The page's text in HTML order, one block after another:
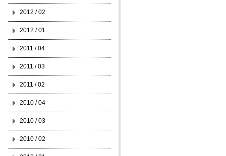
2012 / 02
2012 / 01
2011 / 04
2011 / 03
2011 / 02
2010 / 04
2010 / 03
2010 / 02